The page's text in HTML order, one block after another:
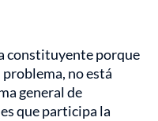
constituyente porque
no está
general de
que participa la